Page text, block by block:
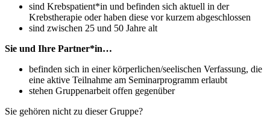
sind Krebspatient*in und befinden sich aktuell in der
Krebstherapie oder haben diese vor kurzem abgeschlossen
sind zwischen 25 und 50 Jahre alt
Sie und Ihre Partner*in…
befinden sich in einer körperlichen/seelischen Verfassung, die
eine aktive Teilnahme am Seminarprogramm erlaubt
stehen Gruppenarbeit offen gegenüber
Sie gehören nicht zu dieser Gruppe?